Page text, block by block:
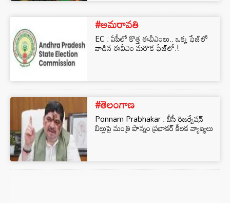
#అమరావతి
EC : ఏపీలో కొత్త ఈవీఎంలు.. ఒక్క ఫేజ్‌లో
వాడిన ఈవీఎం మరొక ఫేజ్‌లో.!
#తెలంగాణ
Ponnam Prabhakar : బీసీ రిజర్వేషన్
బిల్లుపై మంత్రి పొన్నం ప్రభాకర్ కీలక వ్యాఖ్యలు